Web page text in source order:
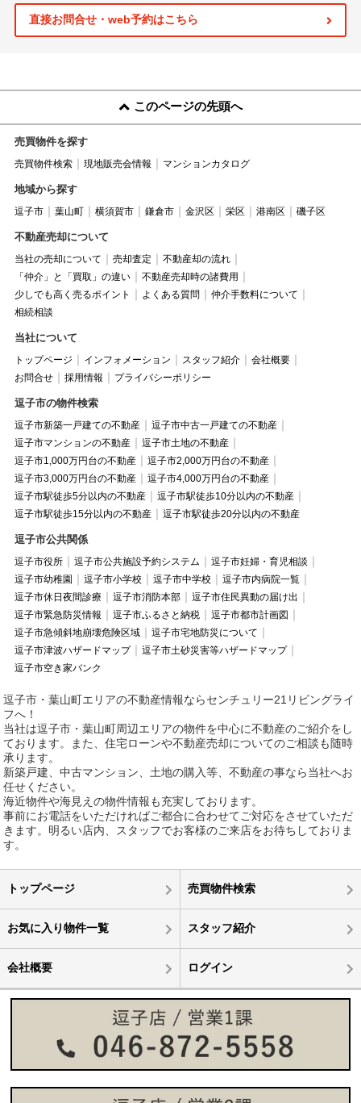
直接お問合せ・web予約はこちら
このページの先頭へ
売買物件を探す
売買物件検索 現地販売会情報 マンションカタログ
地域から探す
逗子市 葉山町 横須賀市 鎌倉市 金沢区 栄区 港南区 磯子区
不動産売却について
当社の売却について 売却査定
不動産却の流れ
「仲介」と「買取」の違い
不動産売却時の諸費用
少しでも高く売るポイント
よくある質問
仲介手数料について
相続相談
当社について
トップページ インフォメーション スタッフ紹介
会社概要
お問合せ
採用情報 プライバシーポリシー
逗子市の物件検索
逗子市新築一戸建ての不動産
逗子市中古一戸建ての不動産
逗子市マンションの不動産
逗子市土地の不動産
逗子市1,000万円台の不動産
逗子市2,000万円台の不動産
逗子市3,000万円台の不動産
逗子市4,000万円台の不動産
逗子市駅徒歩5分以内の不動産
逗子市駅徒歩10分以内の不動産
逗子市駅徒歩15分以内の不動産
逗子市駅徒歩20分以内の不動産
逗子市公共関係
逗子市役所 逗子市公共施設予約システム
逗子市妊婦・育児相談
逗子市幼稚園
逗子市小学校 逗子市中学校
逗子市内病院一覧
逗子市休日夜間診療
逗子市消防本部
逗子市住民異動の届け出
逗子市緊急防災情報
逗子市ふるさと納税
逗子市都市計画図
逗子市急傾斜地崩壊危険区域
逗子市宅地防災について
逗子市津波ハザードマップ
逗子市土砂災害等ハザードマップ
逗子市空き家バンク
逗子市・葉山町エリアの不動産情報ならセンチュリー21リビングライ
フへ！
当社は逗子市・葉山町周辺エリアの物件を中心に不動産のご紹介をし
ております。また、住宅ローンや不動産売却についてのご相談も随時
承ります。
新築戸建、中古マンション、土地の購入等、不動産の事なら当社へお
任せください。
海近物件や海見えの物件情報も充実しております。
事前にお電話をいただければご都合に合わせてご対応をさせていただ
きます。明るい店内、スタッフでお客様のご来店をお待ちしておりま
す。
トップページ 売買物件検索
お気に入り物件一覧 スタッフ紹介
会社概要 ログイン